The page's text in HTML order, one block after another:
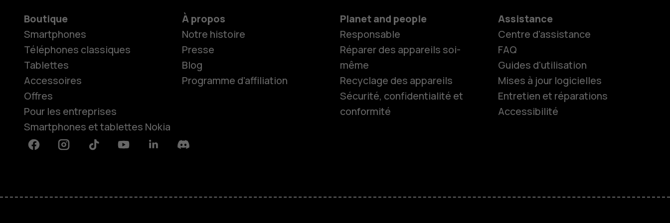
Smartphones
Boutique
Smartphones
Téléphones classiques
Tablettes
Accessoires
Offres
Pour les entreprises
Smartphones et tablettes Nokia
À propos
Notre histoire
Presse
Blog
Programme d'affiliation
Planet and people
Responsable
Réparer des appareils soi-
même
Recyclage des appareils
Sécurité, confidentialité et
conformité
Assistance
Centre d'assistance
FAQ
Guides d'utilisation
Mises à jour logicielles
Entretien et réparations
Accessibilité
FacebookInstagramTiktok YoutubeLinkedinDiscord